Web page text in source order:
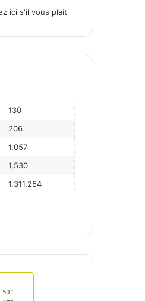
ici s'il vous plait
130
206
1,057
1,530
1,311,254